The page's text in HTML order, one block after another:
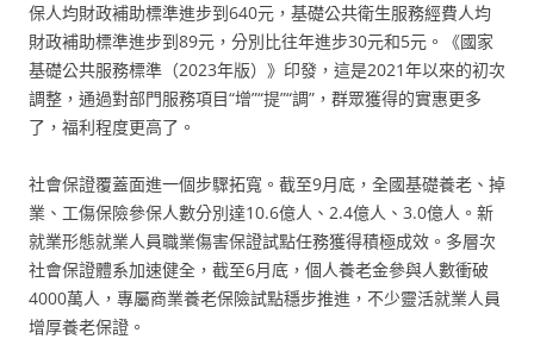
保人均財政補助標準進步到640元，基礎公共衛生服務經費人均
財政補助標準進步到89元，分別比往年進步30元和5元。《國家
基礎公共服務標準（2023年版）》印發，這是2021年以來的初次
調整，通過對部門服務項目“增”“提”“調”，群眾獲得的實惠更多
了，福利程度更高了。
社會保證覆蓋面進一個步驟拓寬。截至9月底，全國基礎養老、掉
業、工傷保險參保人數分別達10.6億人、2.4億人、3.0億人。新
就業形態就業人員職業傷害保證試點任務獲得積極成效。多層次
社會保證體系加速健全，截至6月底，個人養老金參與人數衝破
4000萬人，專屬商業養老保險試點穩步推進，不少靈活就業人員
增厚養老保證。